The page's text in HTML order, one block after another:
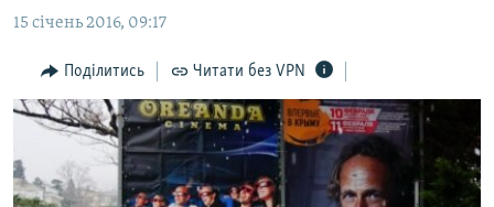
Перейти
пошукуІНТЕРВ'Ю
ВСЕ ЗА ДЕНЬ
СПЕЦПРОЕКТИ
ДЕПОРТАЦІЯ
ЯК ОБІЙТИ БЛОКУВАННЯ
15 січень 2016, 09:17
Поділитись Читати без VPN